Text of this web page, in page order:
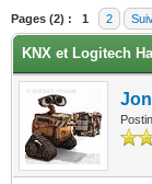
Pages (2) : 1 2
KNX et Logitech